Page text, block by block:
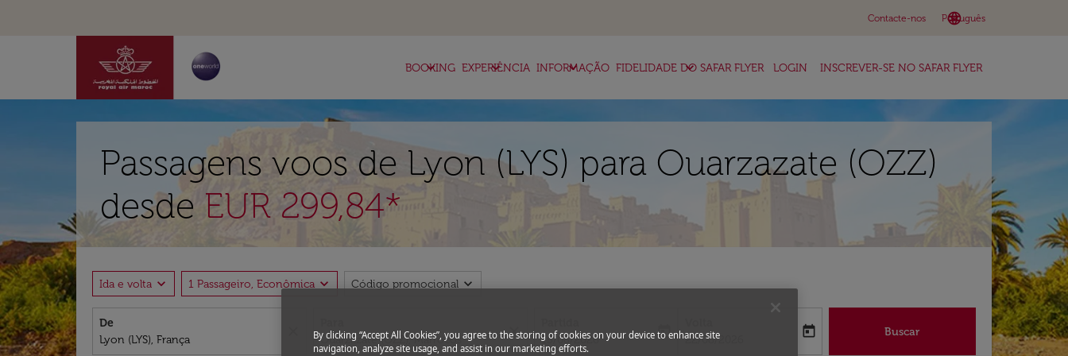
Contacte-nos language
Português
keyboard_arrow_down
BOOKING
keyboard_arrow_down EXPERIÊNCIA
keyboard_arrow_down INFORMAÇÃO
keyboard_arrow_down FIDELIDADE DO SAFAR FLYER
keyboard_arrow_down LOGIN INSCREVER-SE NO SAFAR FLYER
Passagens voos de Lyon (LYS) para Ouarzazate (OZZ)
desde EUR 299,84*
Ida e volta expand_more 1 Passageiro, Econômica expand_more Código promocional expand_more
De
close
fc-booking-departure-date-aria-label
15/08/2026
today
fc-booking-return-date-aria-label
22/08/2026
today Buscar
By clicking “Accept All Cookies”, you agree to the storing of cookies on your device to enhance site
navigation, analyze site usage, and assist in our marketing efforts.